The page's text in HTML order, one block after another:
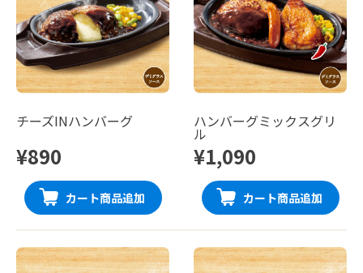
チーズINハンバーグ
¥890
カート商品追加
ハンバーグミックスグリ
ル
¥1,090
カート商品追加